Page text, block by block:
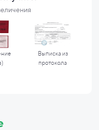
Выписка из
протокола